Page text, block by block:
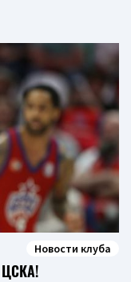
Новости клуба